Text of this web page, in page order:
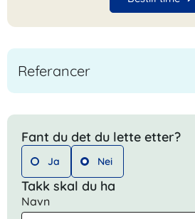
Referancer
Fant du det du lette etter?
Ja Nei
Takk skal du ha
Navn